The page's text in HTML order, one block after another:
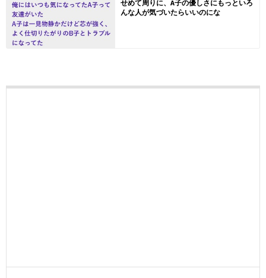
せめて周りに、A子の優しさにもっといろ
んな人が気づいたらいいのにな